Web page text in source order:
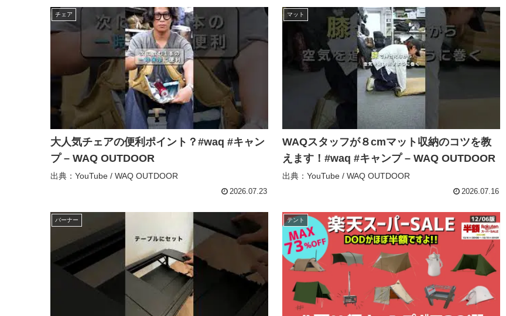
チェア
大人気チェアの便利ポイント？#waq #キャン
プ – WAQ OUTDOOR
出典：YouTube / WAQ OUTDOOR
2026.07.23
マット
WAQスタッフが８cmマット収納のコツを教
えます！#waq #キャンプ – WAQ OUTDOOR
出典：YouTube / WAQ OUTDOOR
2026.07.16
バーナー テント